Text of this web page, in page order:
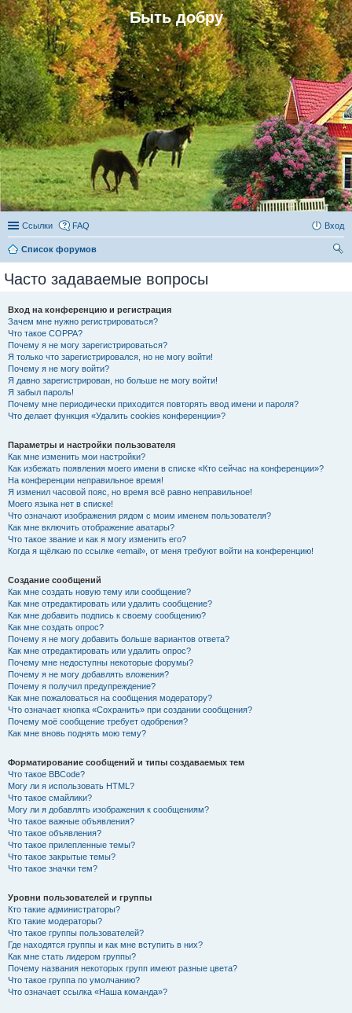
Быть добру
Ссылки FAQ Вход
Список форумов
Часто задаваемые вопросы
Вход на конференцию и регистрация
Зачем мне нужно регистрироваться?
Что такое COPPA?
Почему я не могу зарегистрироваться?
Я только что зарегистрировался, но не могу войти!
Почему я не могу войти?
Я давно зарегистрирован, но больше не могу войти!
Я забыл пароль!
Почему мне периодически приходится повторять ввод имени и пароля?
Что делает функция «Удалить cookies конференции»?
Параметры и настройки пользователя
Как мне изменить мои настройки?
Как избежать появления моего имени в списке «Кто сейчас на конференции»?
На конференции неправильное время!
Я изменил часовой пояс, но время всё равно неправильное!
Моего языка нет в списке!
Что означают изображения рядом с моим именем пользователя?
Как мне включить отображение аватары?
Что такое звание и как я могу изменить его?
Когда я щёлкаю по ссылке «email», от меня требуют войти на конференцию!
Создание сообщений
Как мне создать новую тему или сообщение?
Как мне отредактировать или удалить сообщение?
Как мне добавить подпись к своему сообщению?
Как мне создать опрос?
Почему я не могу добавить больше вариантов ответа?
Как мне отредактировать или удалить опрос?
Почему мне недоступны некоторые форумы?
Почему я не могу добавлять вложения?
Почему я получил предупреждение?
Как мне пожаловаться на сообщения модератору?
Что означает кнопка «Сохранить» при создании сообщения?
Почему моё сообщение требует одобрения?
Как мне вновь поднять мою тему?
Форматирование сообщений и типы создаваемых тем
Что такое BBCode?
Могу ли я использовать HTML?
Что такое смайлики?
Могу ли я добавлять изображения к сообщениям?
Что такое важные объявления?
Что такое объявления?
Что такое прилепленные темы?
Что такое закрытые темы?
Что такое значки тем?
Уровни пользователей и группы
Кто такие администраторы?
Кто такие модераторы?
Что такое группы пользователей?
Где находятся группы и как мне вступить в них?
Как мне стать лидером группы?
Почему названия некоторых групп имеют разные цвета?
Что такое группа по умолчанию?
Что означает ссылка «Наша команда»?